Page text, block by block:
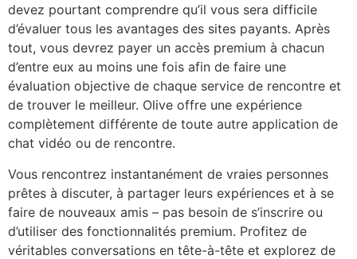
devez pourtant comprendre qu’il vous sera difficile
d’évaluer tous les avantages des sites payants. Après
tout, vous devrez payer un accès premium à chacun
d’entre eux au moins une fois afin de faire une
évaluation objective de chaque service de rencontre et
de trouver le meilleur. Olive offre une expérience
complètement différente de toute autre application de
chat vidéo ou de rencontre.
Vous rencontrez instantanément de vraies personnes
prêtes à discuter, à partager leurs expériences et à se
faire de nouveaux amis – pas besoin de s’inscrire ou
d’utiliser des fonctionnalités premium. Profitez de
véritables conversations en tête-à-tête et explorez de